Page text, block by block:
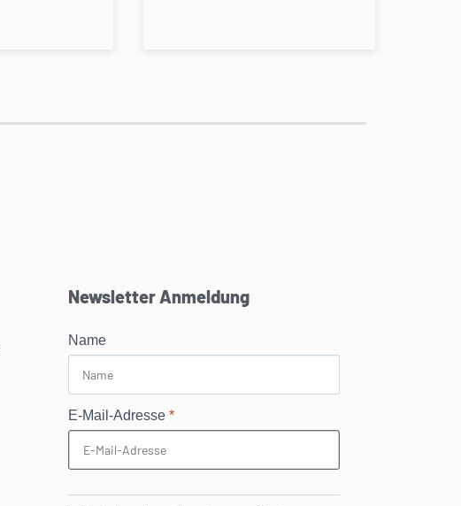
Newsletter Anmeldung
Name
E-Mail-Adresse*